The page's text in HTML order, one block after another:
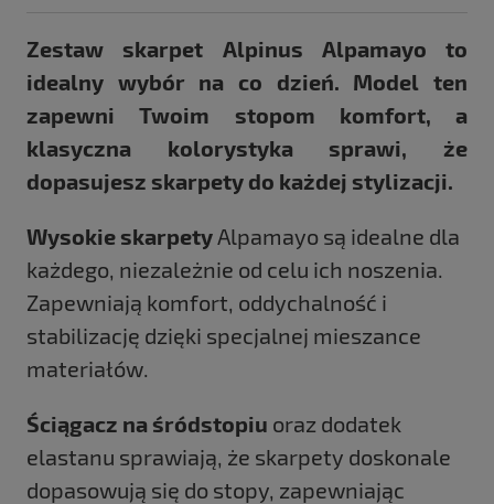
Zestaw skarpet Alpinus Alpamayo to
idealny wybór na co dzień. Model ten
zapewni Twoim stopom komfort, a
klasyczna kolorystyka sprawi, że
dopasujesz skarpety do każdej stylizacji.
Wysokie skarpetyAlpamayo są idealne dla
każdego, niezależnie od celu ich noszenia.
Zapewniają komfort, oddychalność i
stabilizację dzięki specjalnej mieszance
materiałów.
Ściągacz na śródstopiu oraz dodatek
elastanu sprawiają, że skarpety doskonale
dopasowują się do stopy, zapewniając